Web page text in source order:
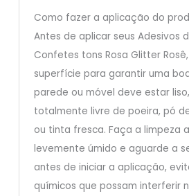
Como fazer a aplicação do
Antes de aplicar seus Adesivos
Confetes tons Rosa Glitter
superfície para garantir uma
parede ou móvel deve estar
totalmente livre de poeira, pó
ou tinta fresca. Faça a limpeza
levemente úmido e aguarde a
antes de iniciar a aplicação,
químicos que possam interferir